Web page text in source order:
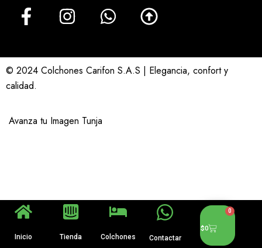
© 2024 Colchones Carifon S.A.S | Elegancia, confort y
calidad.
Avanza tu Imagen Tunja
Inicio Tienda Colchones Contactar
$0
0